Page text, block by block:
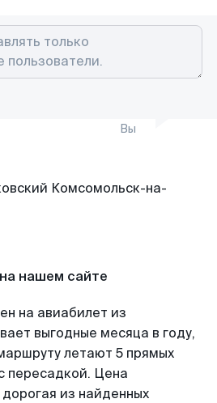
Вы
нашем сайте
на авиабилет из
выгодные месяца в году,
летают 5 прямых
пересадкой. Цена
из найденных